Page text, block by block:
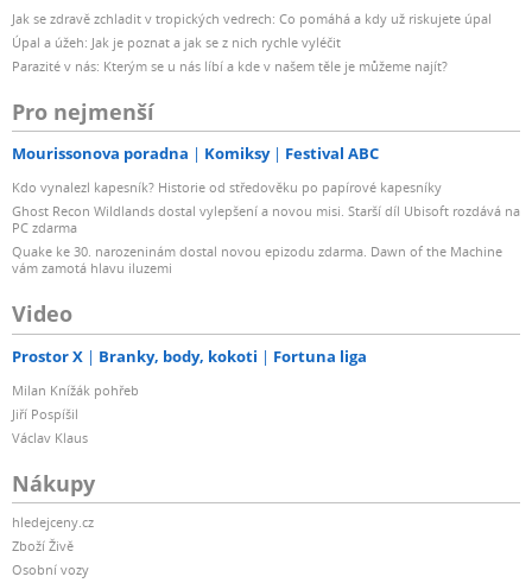
Jak se zdravě zchladit v tropických vedrech: Co pomáhá a kdy už riskujete úpal
Úpal a úžeh: Jak je poznat a jak se z nich rychle vyléčit
Parazité v nás: Kterým se u nás líbí a kde v našem těle je můžeme najít?
Pro nejmenší
Mourissonova poradna Komiksy Festival ABC
Kdo vynalezl kapesník? Historie od středověku po papírové kapesníky
Ghost Recon Wildlands dostal vylepšení a novou misi. Starší díl Ubisoft rozdává na
PC zdarma
Quake ke 30. narozeninám dostal novou epizodu zdarma. Dawn of the Machine
vám zamotá hlavu iluzemi
Video
Prostor X Branky, body, kokoti Fortuna liga
Milan Knížák pohřeb
Jiří Pospíšil
Václav Klaus
Nákupy
hledejceny.cz
Zboží Živě
Osobní vozy